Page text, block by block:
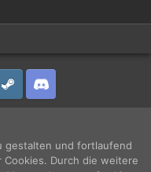
e.V. -
gestalten und fortlaufend
Durch die weitere